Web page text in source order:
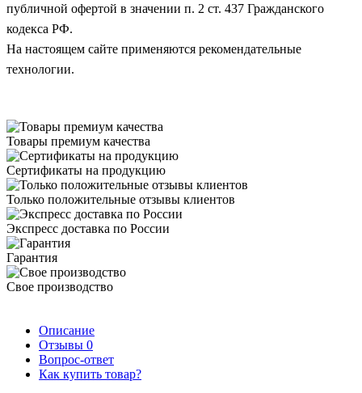
публичной офертой в значении п. 2 ст. 437 Гражданского
кодекса РФ.
На настоящем сайте применяются рекомендательные
технологии.
Товары премиум качества
Сертификаты на продукцию
Только положительные отзывы клиентов
Экспресс доставка по России
Гарантия
Свое производство
Описание
Отзывы 0
Вопрос-ответ
Как купить товар?